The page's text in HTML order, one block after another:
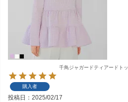
千鳥ジャガードティアードト
購入者
投稿日 2025/02/17